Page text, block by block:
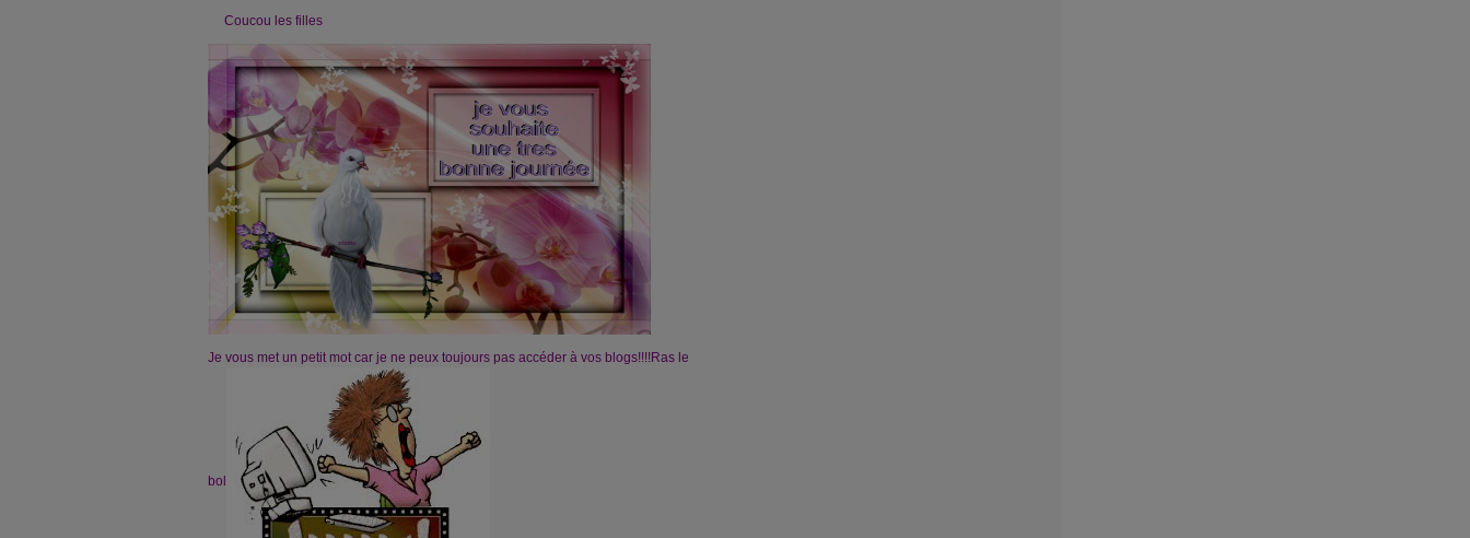
Coucou les filles
Je vous met un petit mot car je ne peux toujours pas accéder à vos blogs!!!!Ras le
bol